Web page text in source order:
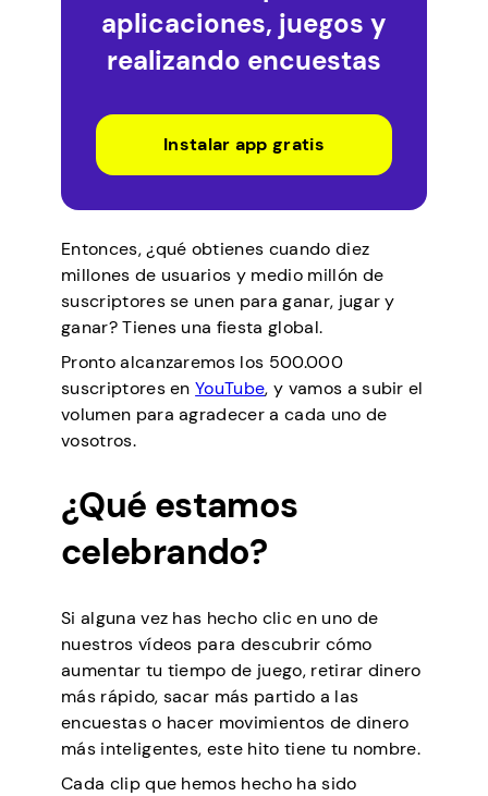
aplicaciones, juegos y
realizando encuestas
Instalar app gratis
Entonces, ¿qué obtienes cuando diez
millones de usuarios y medio millón de
suscriptores se unen para ganar, jugar y
ganar? Tienes una fiesta global.
Pronto alcanzaremos los 500.000
suscriptores enYouTube, y vamos a subir el
volumen para agradecer a cada uno de
vosotros.
¿Qué estamos
celebrando?
Si alguna vez has hecho clic en uno de
nuestros vídeos para descubrir cómo
aumentar tu tiempo de juego, retirar dinero
más rápido, sacar más partido a las
encuestas o hacer movimientos de dinero
más inteligentes, este hito tiene tu nombre.
Cada clip que hemos hecho ha sido